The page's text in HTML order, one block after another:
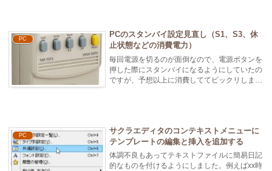
PC
PCのスタンバイ設定見直し（S1、S3、休
止状態などの消費電力）
毎回電源を切るのが面倒なので、電源ボタンを
押した際にスタンバイになるようにしていたの
ですが、予想以上に消費しててビックリしまし
PC
サクラエディタのコンテキストメニューに
テンプレートの編集と挿入を追加する
体調不良もあってテキストファイルに簡易日記
的なものを付けるようにしました。例えばxx時